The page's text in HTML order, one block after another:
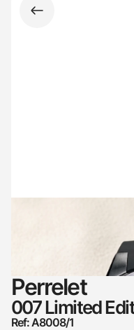
Под заказ
Perrelet
007 Limited
Ref: A8008/1